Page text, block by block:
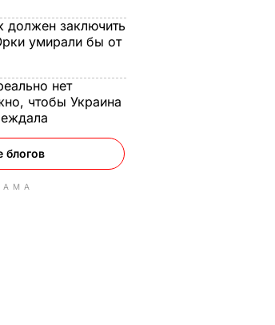
должен заключить
умирали бы от
нет
чтобы Украина
блогов